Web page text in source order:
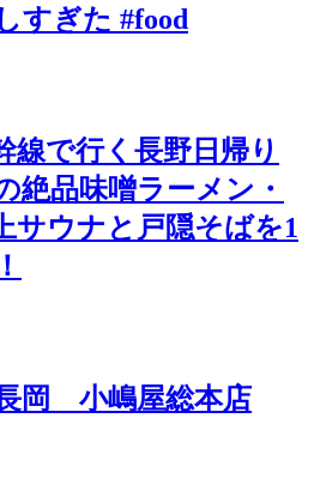
すぎた #food
線で行く長野日帰り
絶品味噌ラーメン・
サウナと戸隠そばを1
岡 小嶋屋総本店